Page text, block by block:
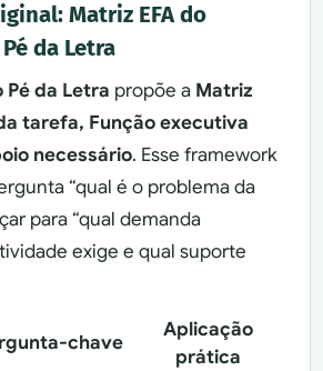
Matriz EFA do
da Letra
Pé da Letra propõe a Matriz
tarefa, Função executiva
necessário. Esse framework
“qual é o problema da
para “qual demanda
exige e qual suporte
chave
Aplicação
prática